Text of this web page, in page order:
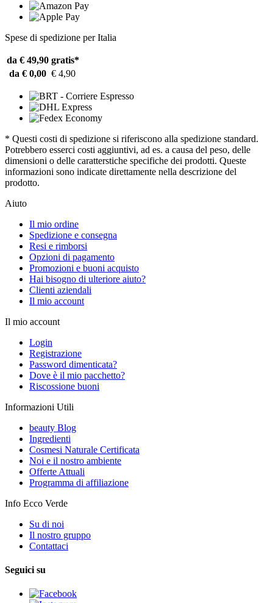
Spese di spedizione per Italia
da € 49,90 gratis*
da € 0,00 € 4,90
* Questi costi di spedizione si riferiscono alla spedizione standard.
Potrebbero esserci costi aggiuntivi, ad es. a causa del peso, delle
dimensioni o delle caratterstiche specifiche dei prodotti. Queste
informazioni sono indicate direttamente nella descrizione del
prodotto.
Aiuto
Il mio ordine
Spedizione e consegna
Resi e rimborsi
Opzioni di pagamento
Promozioni e buoni acquisto
Hai bisogno di ulteriore aiuto?
Clienti aziendali
Il mio account
Il mio account
Login
Registrazione
Password dimenticata?
Dove è il mio pacchetto?
Riscossione buoni
Informazioni Utili
beauty Blog
Ingredienti
Cosmesi Naturale Certificata
Noi e il nostro ambiente
Offerte Attuali
Programma di affiliazione
Info Ecco Verde
Su di noi
Il nostro gruppo
Contattaci
Seguici su